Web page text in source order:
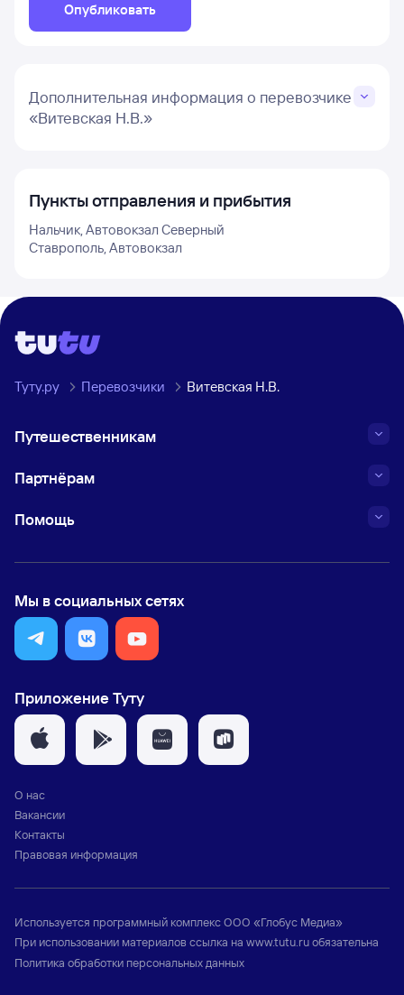
Опубликовать
Дополнительная информация о перевозчике
«Витевская Н.В.»
Пункты отправления и прибытия
Нальчик, Автовокзал Северный
Ставрополь, Автовокзал
Туту.ру Перевозчики Витевская Н.В.
Путешественникам
Партнёрам
Помощь
Мы в социальных сетях
Приложение Туту
О нас
Вакансии
Контакты
Правовая информация
Используется программный комплексООО «Глобус Медиа»
При использовании материалов ссылка на www.tutu.ruобязательна
Политика обработки персональных данных